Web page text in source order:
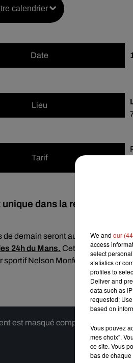
calendrier
Date
Lieu
Tarif
dans la région, Le
de demain seront au Mans en cette
24h du Mans. Cette soirée de
Nelson Monfort.
est masqué compte-tenu du
We and our
access
select
statistics or
profiles to
Deliver and
data such as
requested;
based on
Vous pouvez
mes choix".
ce site. Vous
bas de chaque